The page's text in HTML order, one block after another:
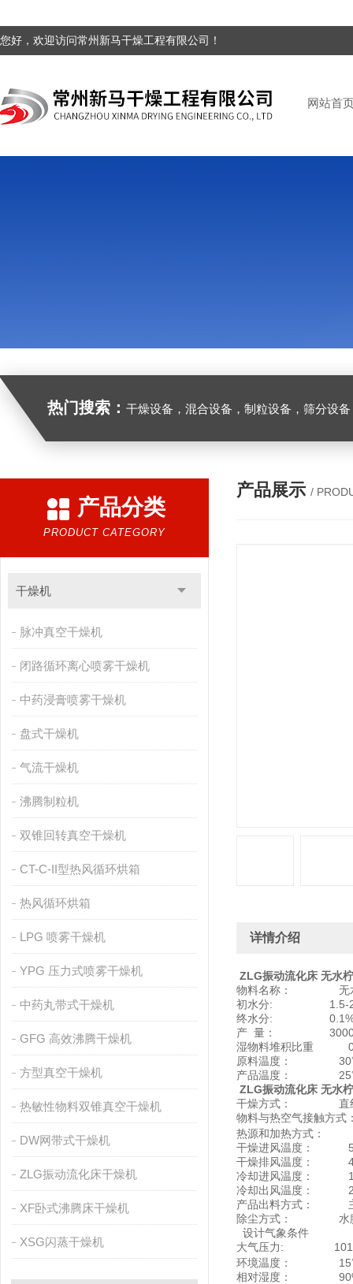
您好，欢迎访问常州新马干燥工程有限公司！
网站首
热门搜索： 干燥设备，混合设备，制粒设备，筛分设
产品分类
PRODUCT CATEGORY
干燥机
脉冲真空干燥机
闭路循环离心喷雾干燥机
中药浸膏喷雾干燥机
盘式干燥机
气流干燥机
沸腾制粒机
双锥回转真空干燥机
CT-C-II型热风循环烘箱
热风循环烘箱
LPG 喷雾干燥机
YPG 压力式喷雾干燥机
中药丸带式干燥机
GFG 高效沸腾干燥机
方型真空干燥机
热敏性物料双锥真空干燥机
DW网带式干燥机
ZLG振动流化床干燥机
XF卧式沸腾床干燥机
XSG闪蒸干燥机
产品展示 /
详情介绍
ZLG振动流化床 无水
物料名称： 无水
初水分: 1.5-2%
终水分:
产 量：
湿物料堆积比重
原料温度：
产品温度： 25℃
ZLG振动流化床 无水
干燥方式： 直线
物料与热空气接触方
热源和加热方式：
干燥进风温度： 50
干燥排风温度： 40
冷却进风温度： 15℃
冷却出风温度：
产品出料方式：
除尘方式： 水
设计气象条件
大气压力:
环境温度： 15℃
相对湿度： 90%